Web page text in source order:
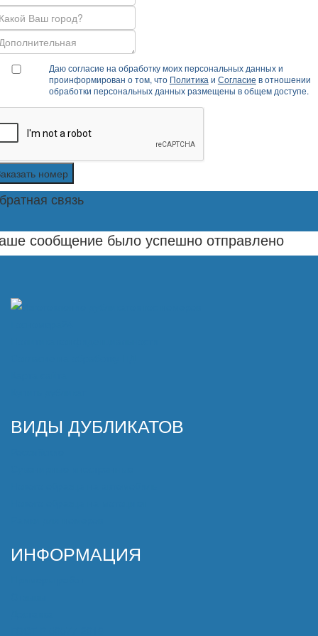
Даю согласие на обработку моих персональных данных и
проинформирован о том, что Политика и Согласие в отношении
обработки персональных данных размещены в общем доступе.
номер
связь
сообщение было успешно отправлено
ВИДЫ ДУБЛИКАТОВ
ИНФОРМАЦИЯ